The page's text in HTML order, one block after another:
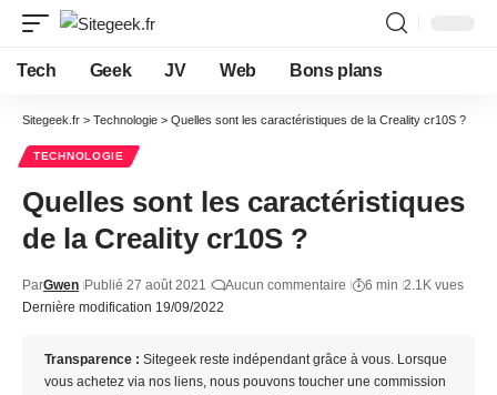
Tech Geek JV Web Bons plans
Sitegeek.fr > Technologie > Quelles sont les caractéristiques de la Creality cr10S ?
TECHNOLOGIE
Quelles sont les caractéristiques
de la Creality cr10S ?
Dernière modification 19/09/2022
ParGwen Publié 27 août 2021 Aucun commentaire 6 min 2.1K vues
Transparence : Sitegeek reste indépendant grâce à vous. Lorsque
vous achetez via nos liens, nous pouvons toucher une commission